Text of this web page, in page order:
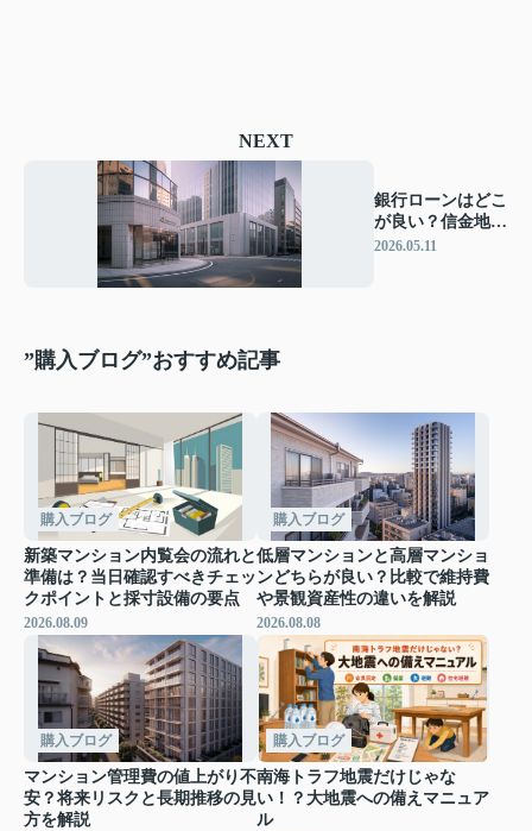
NEXT
銀行ローンはどこ
が良い？信金地銀
メガバンクの違い
2026.05.11
”購入ブログ”おすすめ記事
購入ブログ
新築マンション内覧会の流れと
準備は？当日確認すべきチェッ
クポイントと採寸設備の要点
2026.08.09
購入ブログ
低層マンションと高層マンショ
ンどちらが良い？比較で維持費
や景観資産性の違いを解説
2026.08.08
購入ブログ
マンション管理費の値上がり不
安？将来リスクと長期推移の見
方を解説
購入ブログ
南海トラフ地震だけじゃな
い！？大地震への備えマニュア
ル